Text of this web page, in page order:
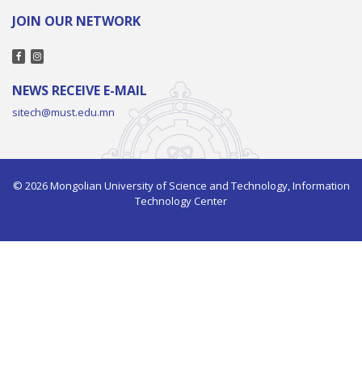
JOIN OUR NETWORK
NEWS RECEIVE E-MAIL
sitech@must.edu.mn
© 2026 Mongolian University of Science and Technology, Information
Technology Center